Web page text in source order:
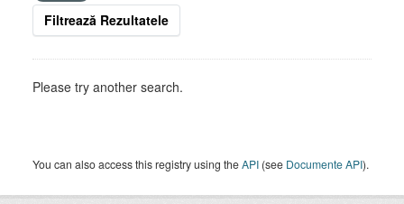
Filtrează Rezultatele
Please try another search.
You can also access this registry using theAPI (see Documente API).